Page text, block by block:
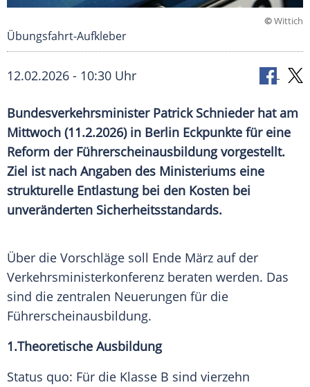
©Wittich
Übungsfahrt-Aufkleber
12.02.2026 - 10:30 Uhr
Bundesverkehrsminister Patrick Schnieder hat am
Mittwoch (11.2.2026) in Berlin Eckpunkte für eine
Reform der Führerscheinausbildung vorgestellt.
Ziel ist nach Angaben des Ministeriums eine
strukturelle Entlastung bei den Kosten bei
unveränderten Sicherheitsstandards.
Über die Vorschläge soll Ende März auf der
Verkehrsministerkonferenz beraten werden. Das
sind die zentralen Neuerungen für die
Führerscheinausbildung.
1.Theoretische Ausbildung
Status quo: Für die Klasse B sind vierzehn